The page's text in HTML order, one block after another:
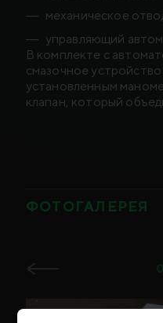
механическое
управляющий
В комплекте с
смазочное
установленным
клапан, который
ФОТОГАЛЕРЕЯ